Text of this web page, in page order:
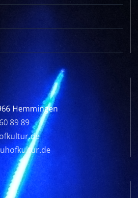
Hemmingen
89 89